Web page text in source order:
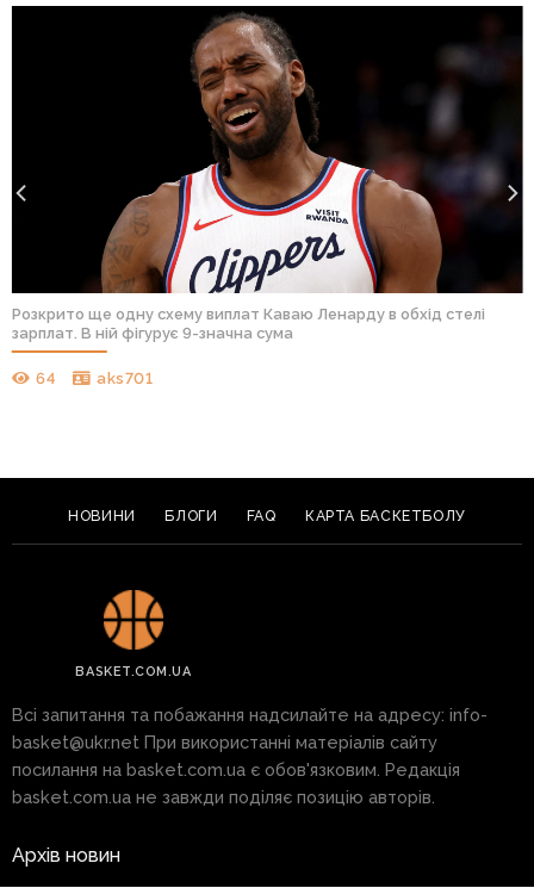
Розкрито ще одну схему виплат Каваю Ленарду в обхід стелі
зарплат. В ній фігурує 9-значна сума
64 aks701
НОВИНИ БЛОГИ FAQ КАРТА БАСКЕТБОЛУ
BASKET.COM.UA
Всі запитання та побажання надсилайте на адресу: info-
basket@ukr.netПри використанні матеріалів сайту
посилання на basket.com.ua є обов'язковим. Редакція
basket.com.ua не завжди поділяє позицію авторів.
Архів новин